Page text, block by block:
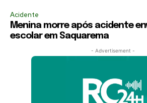
Acidente
Menina morre após acidente
escolar em Saquarema
- Advertisement -